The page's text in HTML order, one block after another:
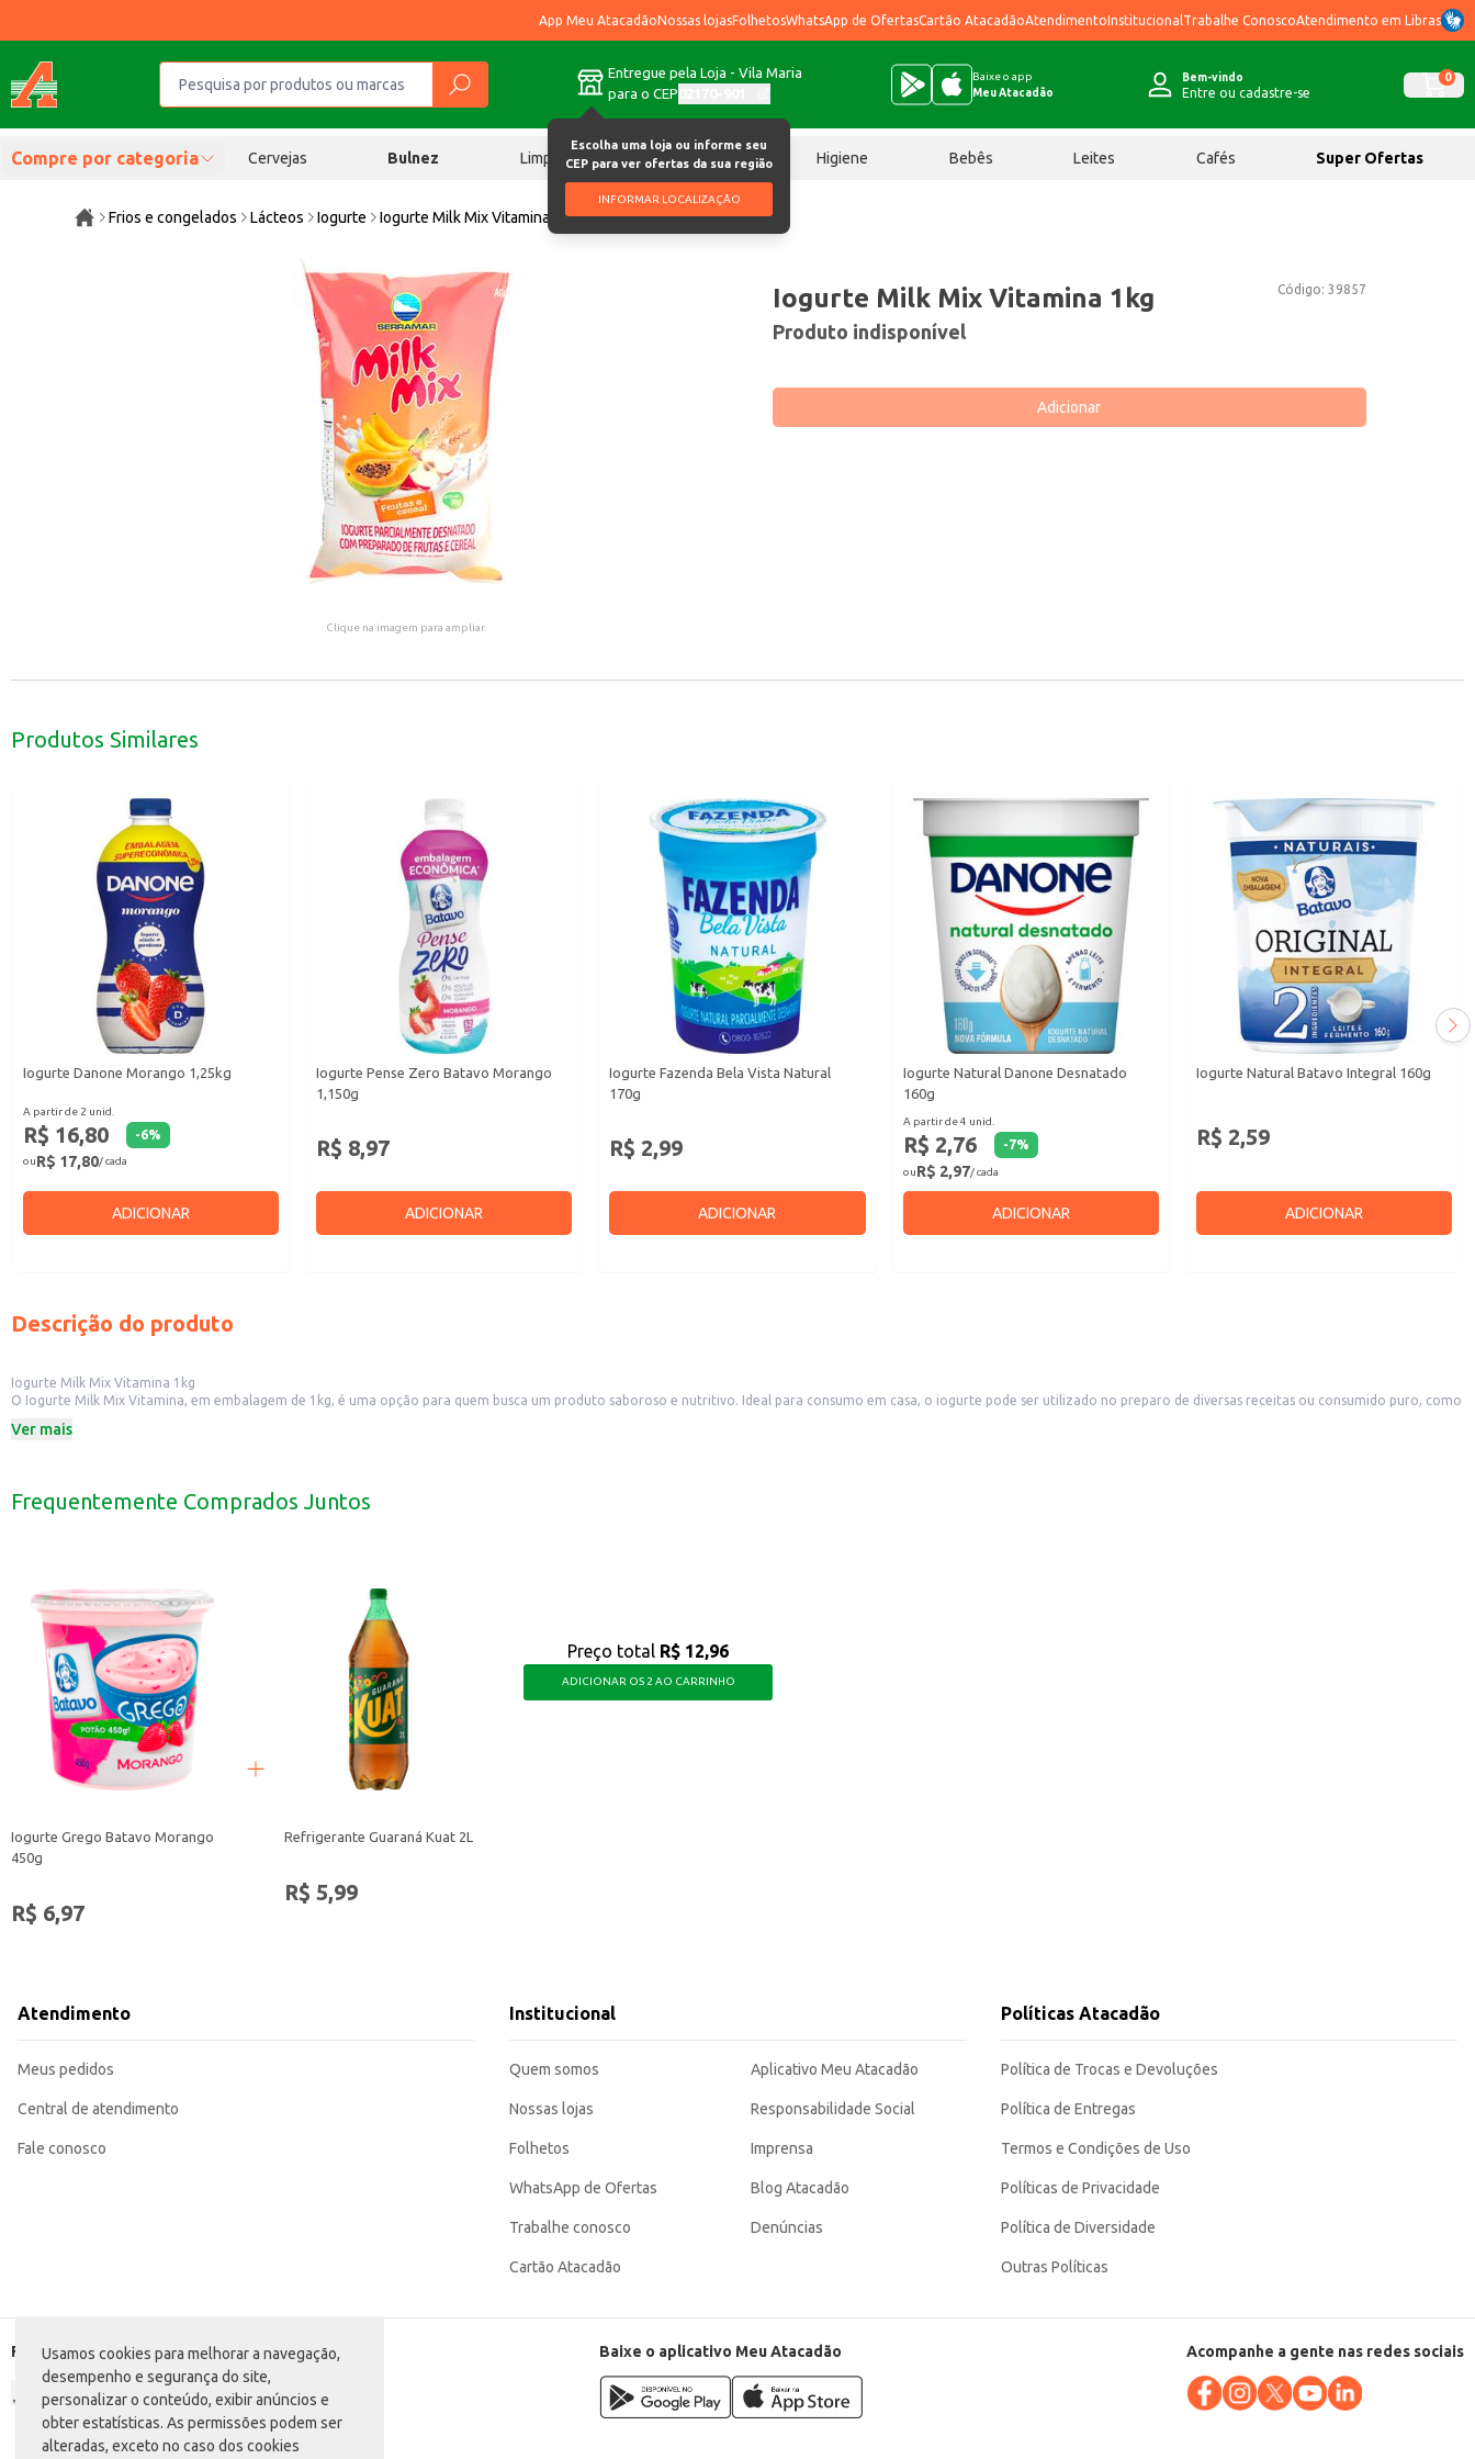
Usamos cookies para melhorar a navegação,
desempenho e segurança do site,
personalizar o conteúdo, exibir anúncios e
obter estatísticas. As permissões podem ser
alteradas, exceto no caso dos cookies
App Meu AtacadãoNossas lojasFolhetosWhatsApp de OfertasCartão AtacadãoAtendimentoInstitucional Trabalhe ConoscoAtendimento em Libras
Entregue pela Loja - Vila Maria
para o CEP
Escolha uma loja ou informe seu
CEP para ver ofertas da sua região
INFORMAR LOCALIZAÇÃO
Baixe o app
Meu Atacadão
Bem-vindo
Entre ou cadastre-se
0
Compre por categoria Cervejas Bulnez Limpeza Chocolates Higiene Bebês Leites Cafés Super Ofertas
Frios e congelados Lácteos Iogurte Iogurte Milk Mix Vitamina 1kg
Clique na imagem para ampliar.
Código: 39857
Iogurte Milk Mix Vitamina 1kg
Produto indisponível
Adicionar
Produtos Similares
Iogurte Danone Morango 1,25kg
A partir de 2 unid.
R$ 16,80 -6%
ouR$ 17,80/ cada
ADICIONAR
Iogurte Pense Zero Batavo Morango
1,150g
R$ 8,97
ADICIONAR
Iogurte Fazenda Bela Vista Natural
170g
R$ 2,99
ADICIONAR
Iogurte Natural Danone Desnatado
160g
A partir de 4 unid.
R$ 2,76 -7%
ouR$ 2,97/ cada
ADICIONAR
Iogurte Natural Batavo Integral 160g
R$ 2,59
ADICIONAR
Descrição do produto
Iogurte Milk Mix Vitamina 1kg
O Iogurte Milk Mix Vitamina, em embalagem de 1kg, é uma opção para quem busca um produto saboroso e nutritivo. Ideal para consumo em casa, o iogurte pode ser utilizado no preparo de diversas receitas ou consumido puro, como
Dicas de Uso:
Pode ser usado em receitas de bolos e sobremesas.
Ver mais
Frequentemente Comprados Juntos
Iogurte Grego Batavo Morango
450g
R$ 6,97
Refrigerante Guaraná Kuat 2L
R$ 5,99
Preço total R$ 12,96
ADICIONAR OS 2 AO CARRINHO
Atendimento
Meus pedidos
Central de atendimento
Fale conosco
Institucional
Quem somos
Nossas lojas
Folhetos
WhatsApp de Ofertas
Trabalhe conosco
Cartão Atacadão
Aplicativo Meu Atacadão
Responsabilidade Social
Imprensa
Blog Atacadão
Denúncias
Políticas Atacadão
Política de Trocas e Devoluções
Política de Entregas
Termos e Condições de Uso
Políticas de Privacidade
Política de Diversidade
Outras Políticas
Formas de pagamento Baixe o aplicativo Meu Atacadão Acompanhe a gente nas redes sociais